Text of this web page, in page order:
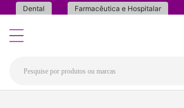
Dental Farmacêutica e Hospitalar